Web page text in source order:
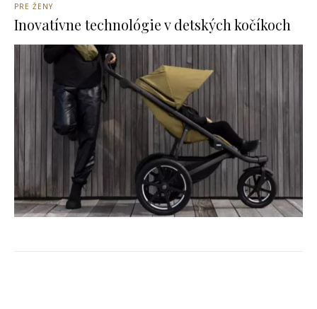
PRE ŽENY
Inovatívne technológie v detských kočíkoch